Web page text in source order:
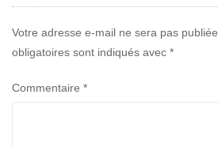
Votre adresse e-mail ne sera pas publiée.
obligatoires sont indiqués avec *
Commentaire *